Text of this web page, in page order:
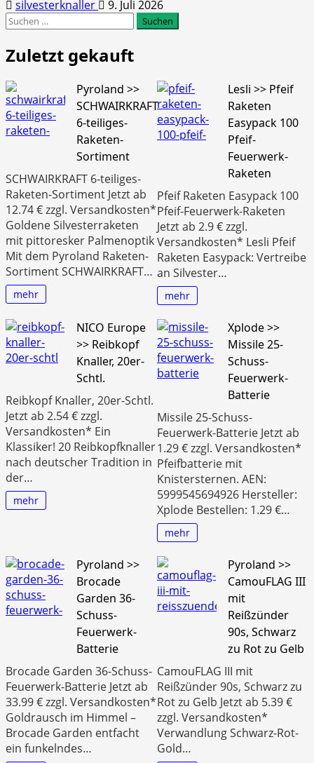
silvesterknaller
9. Juli 2026
Suchen
Zuletzt gekauft
Pyroland >>
SCHWAIRKRAFT
6-teiliges-
Raketen-
Sortiment
SCHWAIRKRAFT 6-teiliges-
Raketen-Sortiment Jetzt ab
12.74 € zzgl. Versandkosten*
Goldene Silvesterraketen
mit pittoresker Palmenoptik
Mit dem Pyroland Raketen-
Sortiment SCHWAIRKRAFT…
mehr
Lesli >> Pfeif
Raketen
Easypack 100
Pfeif-
Feuerwerk-
Raketen
Pfeif Raketen Easypack 100
Pfeif-Feuerwerk-Raketen
Jetzt ab 2.9 € zzgl.
Versandkosten* Lesli Pfeif
Raketen Easypack: Vertreibe
an Silvester…
mehr
NICO Europe
>> Reibkopf
Knaller, 20er-
Schtl.
Reibkopf Knaller, 20er-Schtl.
Jetzt ab 2.54 € zzgl.
Versandkosten* Ein
Klassiker! 20 Reibkopfknaller
nach deutscher Tradition in
der…
mehr
Xplode >>
Missile 25-
Schuss-
Feuerwerk-
Batterie
Missile 25-Schuss-
Feuerwerk-Batterie Jetzt ab
1.29 € zzgl. Versandkosten*
Pfeifbatterie mit
Knistersternen. AEN:
5999545694926 Hersteller:
Xplode Bestellen: 1.29 €…
mehr
Pyroland >>
Brocade
Garden 36-
Schuss-
Feuerwerk-
Batterie
Brocade Garden 36-Schuss-
Feuerwerk-Batterie Jetzt ab
33.99 € zzgl. Versandkosten*
Goldrausch im Himmel –
Brocade Garden entfacht
ein funkelndes…
Pyroland >>
CamouFLAG III
mit
Reißzünder
90s, Schwarz
zu Rot zu Gelb
CamouFLAG III mit
Reißzünder 90s, Schwarz zu
Rot zu Gelb Jetzt ab 5.39 €
zzgl. Versandkosten*
Verwandlung Schwarz-Rot-
Gold…